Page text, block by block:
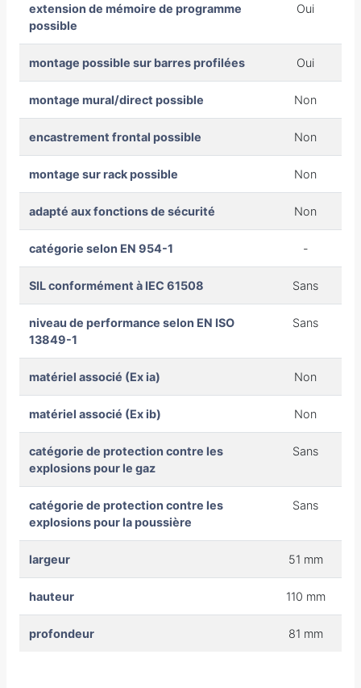
extension de mémoire de programme
possible
Oui
montage possible sur barres profilées Oui
montage mural/direct possible Non
encastrement frontal possible Non
montage sur rack possible Non
adapté aux fonctions de sécurité Non
catégorie selon EN 954-1 -
SIL conformément à IEC 61508 Sans
niveau de performance selon EN ISO
13849-1
Sans
matériel associé (Ex ia) Non
matériel associé (Ex ib) Non
catégorie de protection contre les
explosions pour le gaz
Sans
catégorie de protection contre les
explosions pour la poussière
Sans
largeur 51 mm
hauteur 110 mm
profondeur 81 mm